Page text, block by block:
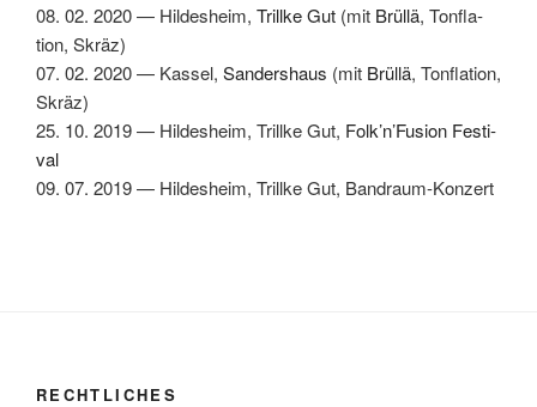
08. 02. 2020 — Hildesheim, Tril­lke Gut (mit Brül­lä, Ton­fla­
tion, Skräz)
07. 02. 2020 — Kas­sel, Sander­shaus (mit Brül­lä, Ton­fla­tion,
Skräz)
25. 10. 2019 — Hildesheim, Tril­lke Gut, Folk’n’Fusion Fes­ti­
val
09. 07. 2019 — Hildesheim, Tril­lke Gut, Bandraum-Konzert
RECHTLICHES